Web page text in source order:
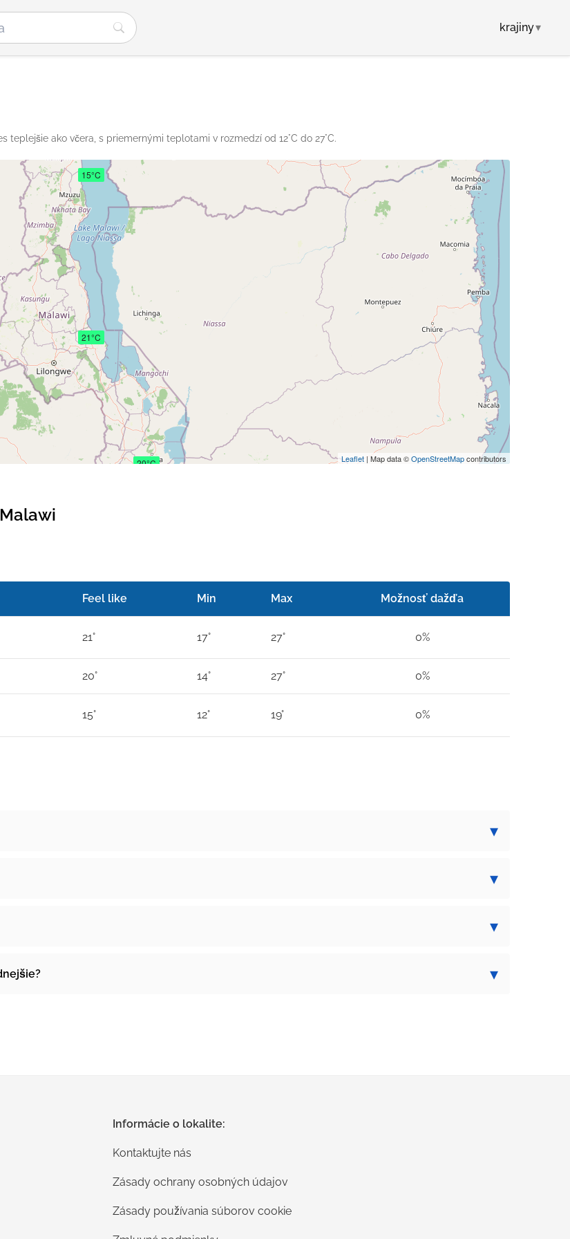
krajiny▾
ako včera, s priemernými teplotami v rozmedzí od 12°C do 27°C.
21°C
20°C
15°C
Leaflet | Map data ©OpenStreetMapcontributors
Feel like Min Max Možnosť dažďa
21° 17° 27° 0%
20° 14° 27° 0%
15° 12° 19° 0%
Informácie o lokalite:
Kontaktujte nás
Zásady ochrany osobných údajov
Zásady používania súborov cookie